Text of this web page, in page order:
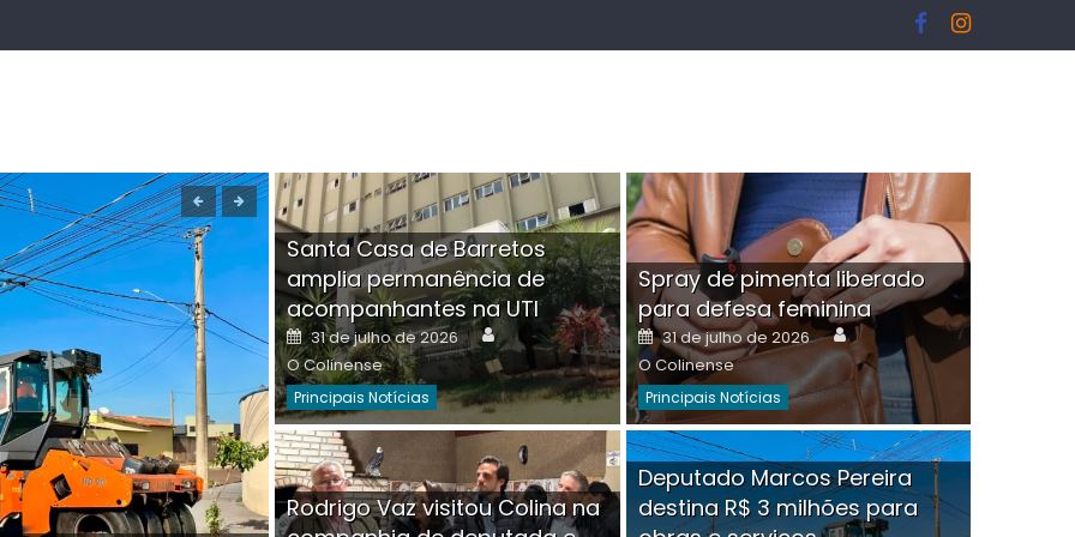
Boutique na Av. Ângelo Martins Tristão é
invadida por criminoso mascarado
Santa Casa de Barretos
amplia permanência de
acompanhantes na UTI
Posted
on
31 de julho de 2026 Author
O Colinense
Principais Notícias
Spray de pimenta liberado
para defesa feminina
Posted
on
31 de julho de 2026 Author
O Colinense
Principais Notícias
Rodrigo Vaz visitou Colina na
Deputado Marcos Pereira
destina R$ 3 milhões para